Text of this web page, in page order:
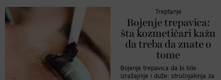
Treptanje
Bojenje trepavica:
šta kozmetičari kažu
da treba da znate o
tome
Bojenje trepavica da bi bile
izražajnije i duže: stručnjakinja za